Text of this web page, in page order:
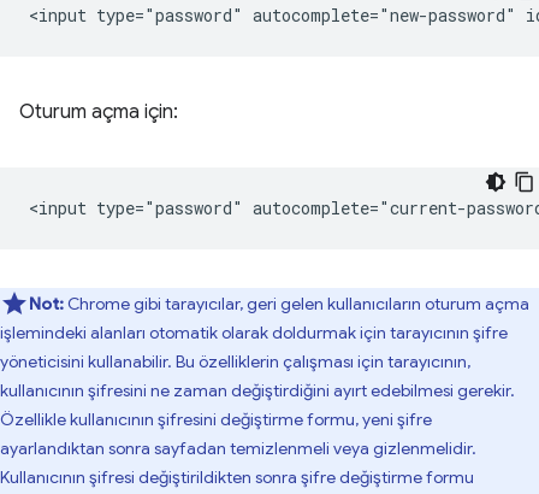
Oturum açma için:
Not: Chrome gibi tarayıcılar, geri gelen kullanıcıların oturum açma
işlemindeki alanları otomatik olarak doldurmak için tarayıcının şifre
yöneticisini kullanabilir. Bu özelliklerin çalışması için tarayıcının,
kullanıcının şifresini ne zaman değiştirdiğini ayırt edebilmesi gerekir.
Özellikle kullanıcının şifresini değiştirme formu, yeni şifre
ayarlandıktan sonra sayfadan temizlenmeli veya gizlenmelidir.
Kullanıcının şifresi değiştirildikten sonra şifre değiştirme formu